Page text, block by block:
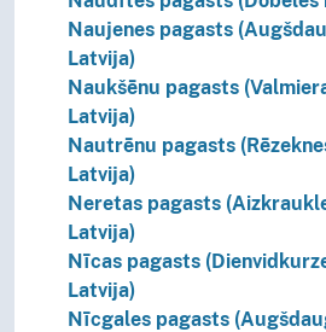
Naujenes pagasts
Latvija)
Naukšēnu pagasts
Latvija)
Nautrēnu pagasts
Latvija)
Neretas pagasts
Latvija)
Nīcas pagasts
Latvija)
Nīcgales pagasts